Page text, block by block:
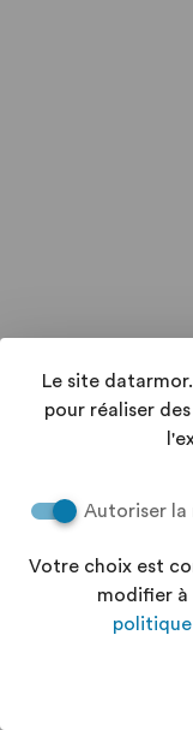
Le site
pour réaliser
Autoriser la
Votre choix est
modifier à